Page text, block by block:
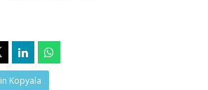
Kopyala